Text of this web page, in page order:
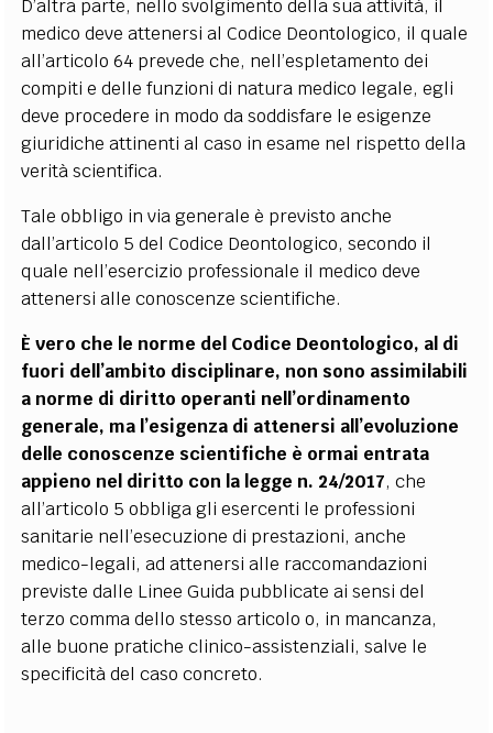
D’altra parte, nello svolgimento della sua attività, il
medico deve attenersi al Codice Deontologico, il quale
all’articolo 64 prevede che, nell’espletamento dei
compiti e delle funzioni di natura medico legale, egli
deve procedere in modo da soddisfare le esigenze
giuridiche attinenti al caso in esame nel rispetto della
verità scientifica.
Tale obbligo in via generale è previsto anche
dall’articolo 5 del Codice Deontologico, secondo il
quale nell’esercizio professionale il medico deve
attenersi alle conoscenze scientifiche.
È vero che le norme del Codice Deontologico, al di
fuori dell’ambito disciplinare, non sono assimilabili
a norme di diritto operanti nell’ordinamento
generale, ma l’esigenza di attenersi all’evoluzione
delle conoscenze scientifiche è ormai entrata
appieno nel diritto con la legge n. 24/2017, che
all’articolo 5 obbliga gli esercenti le professioni
sanitarie nell’esecuzione di prestazioni, anche
medico-legali, ad attenersi alle raccomandazioni
previste dalle Linee Guida pubblicate ai sensi del
terzo comma dello stesso articolo o, in mancanza,
alle buone pratiche clinico-assistenziali, salve le
specificità del caso concreto.